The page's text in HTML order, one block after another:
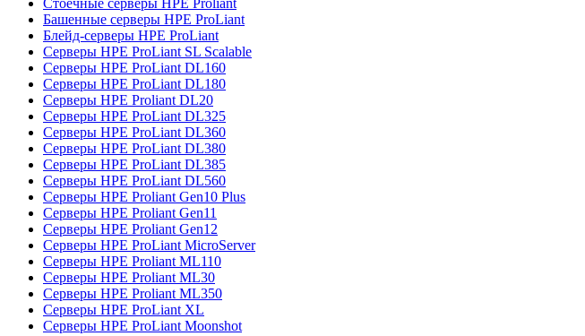
Стоечные серверы HPE Proliant
Башенные серверы HPE ProLiant
Блейд-серверы HPE ProLiant
Серверы HPE ProLiant SL Scalable
Серверы HPE ProLiant DL160
Серверы HPE ProLiant DL180
Серверы HPE Proliant DL20
Серверы HPE ProLiant DL325
Серверы HPE ProLiant DL360
Серверы HPE ProLiant DL380
Серверы HPE ProLiant DL385
Серверы HPE ProLiant DL560
Серверы HPE Proliant Gen10 Plus
Серверы HPE Proliant Gen11
Серверы HPE Proliant Gen12
Серверы HPE ProLiant MicroServer
Серверы HPE Proliant ML110
Серверы HPE Proliant ML30
Серверы HPE Proliant ML350
Серверы HPE ProLiant XL
Серверы HPE ProLiant Moonshot